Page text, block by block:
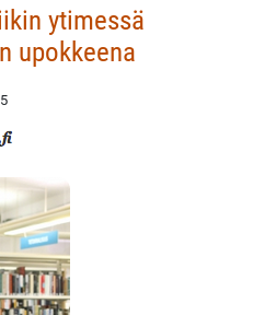
ytimessä
upokkeena